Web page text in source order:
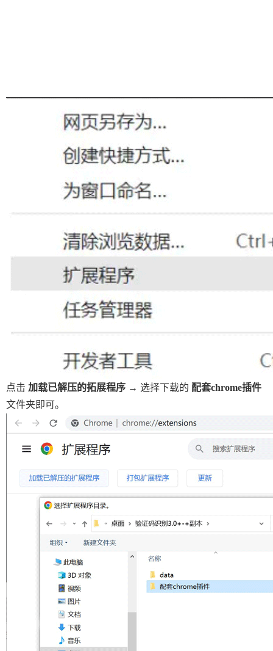
点击 加载已解压的拓展程序 → 选择下载的 配套chrome插件
文件夹即可。